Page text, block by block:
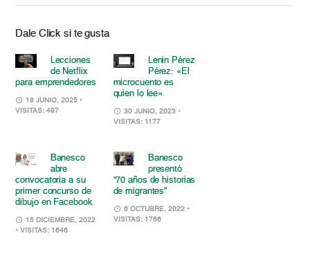
Dale Click si te gusta
Lecciones
de Netflix
para emprendedores
18 JUNIO, 2025 •
VISITAS: 497
Lenin Pérez
Pérez: «El
microcuento es
quien lo lee»
30 JUNIO, 2023 •
VISITAS: 1177
Banesco
abre
convocatoria a su
primer concurso de
dibujo en Facebook
15 DICIEMBRE, 2022
• VISITAS: 1646
Banesco
presentó
“70 años de historias
de migrantes”
6 OCTUBRE, 2022 •
VISITAS: 1766